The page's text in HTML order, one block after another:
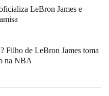
LeBron James e
Filho de LeBron James toma
na NBA